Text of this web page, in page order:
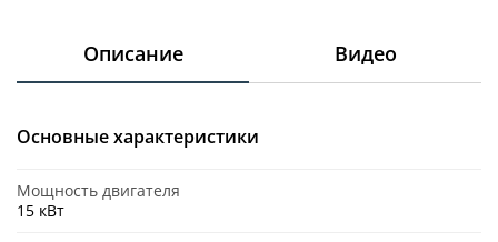
Описание Видео
Основные характеристики
Мощность двигателя
15 кВт